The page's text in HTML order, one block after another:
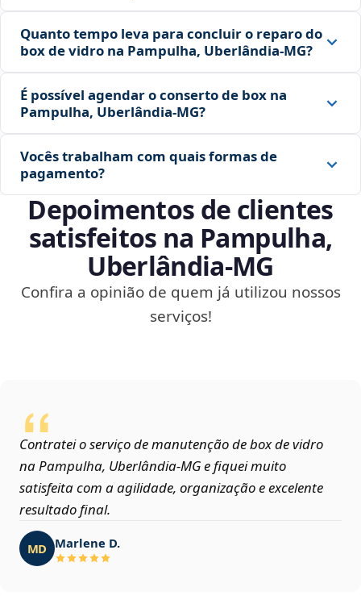
Quanto tempo leva para concluir o reparo do
box de vidro na Pampulha, Uberlândia‑MG?
É possível agendar o conserto de box na
Pampulha, Uberlândia‑MG?
Vocês trabalham com quais formas de
pagamento?
Depoimentos de clientes
satisfeitos na Pampulha,
Uberlândia‑MG
Confira a opinião de quem já utilizou nossos
serviços!
Contratei o serviço de manutenção de box de vidro
na Pampulha, Uberlândia‑MG e fiquei muito
satisfeita com a agilidade, organização e excelente
resultado final.
MD Marlene D.